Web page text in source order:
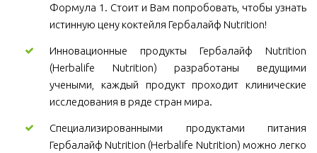
Формула 1. Стоит и Вам попробовать, чтобы узнать
истинную цену коктейля Гербалайф Nutrition!
Инновационные продукты Гербалайф Nutrition
(Herbalife Nutrition) разработаны ведущими
учеными, каждый продукт проходит клинические
исследования в ряде стран мира.
Специализированными продуктами питания
Гербалайф Nutrition (Herbalife Nutrition) можно легко